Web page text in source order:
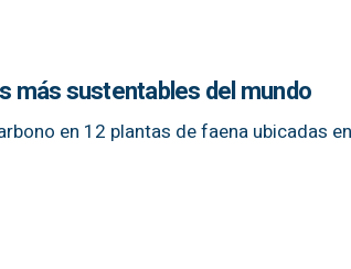
más sustentables del mundo
en 12 plantas de faena ubicadas